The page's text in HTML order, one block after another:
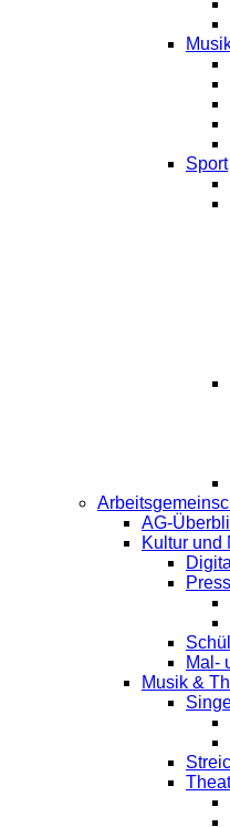
Sport
AG-
Kultur und
Mal-
Musik &